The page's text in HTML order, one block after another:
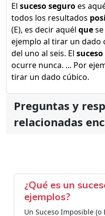
El suceso seguroes
todos los resultados
(E), es decir aquél que
ejemplo al tirar un dado
del uno al seis. El
ocurre nunca. ... Por
tirar un dado cúbico.
Preguntas y
relacionadas
¿Qué es un
ejemplos?
Un Suceso Imposible